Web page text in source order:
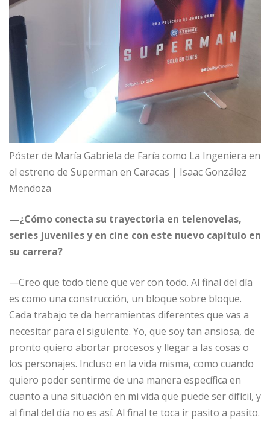
Póster de María Gabriela de Faría como La Ingeniera en
el estreno de Superman en Caracas | Isaac González
Mendoza
—¿Cómo conecta su trayectoria en telenovelas,
series juveniles y en cine con este nuevo capítulo en
su carrera?
—Creo que todo tiene que ver con todo. Al final del día
es como una construcción, un bloque sobre bloque.
Cada trabajo te da herramientas diferentes que vas a
necesitar para el siguiente. Yo, que soy tan ansiosa, de
pronto quiero abortar procesos y llegar a las cosas o
los personajes. Incluso en la vida misma, como cuando
quiero poder sentirme de una manera específica en
cuanto a una situación en mi vida que puede ser difícil, y
al final del día no es así. Al final te toca ir pasito a pasito.